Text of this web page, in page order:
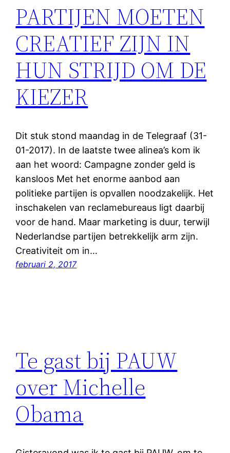
PARTIJEN MOETEN
CREATIEF ZIJN IN
HUN STRIJD OM DE
KIEZER
Dit stuk stond maandag in de Telegraaf (31-
01-2017). In de laatste twee alinea’s kom ik
aan het woord: Campagne zonder geld is
kansloos Met het enorme aanbod aan
politieke partijen is opvallen noodzakelijk. Het
inschakelen van reclamebureaus ligt daarbij
voor de hand. Maar marketing is duur, terwijl
Nederlandse partijen betrekkelijk arm zijn.
Creativiteit om in…
februari 2, 2017
Te gast bij PAUW
over Michelle
Obama